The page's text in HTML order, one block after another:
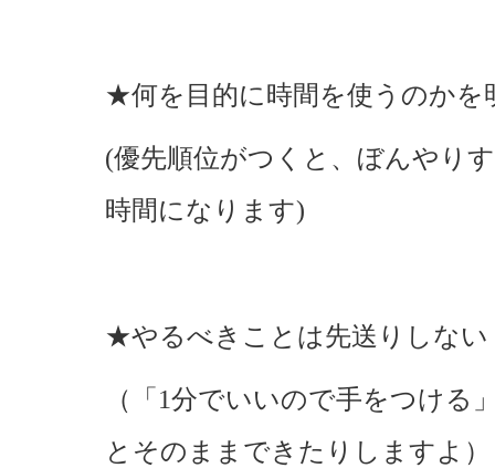
★何を目的に時間を使うのかを
(優先順位がつくと、ぼんやり
時間になります)
★やるべきことは先送りしない
（「1分でいいので手をつける
とそのままできたりしますよ）